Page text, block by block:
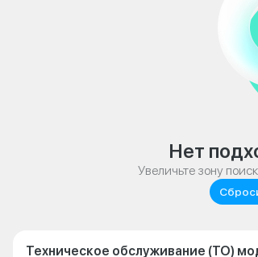
Нет
Увеличьте зону
Техническое обслуживание (ТО)